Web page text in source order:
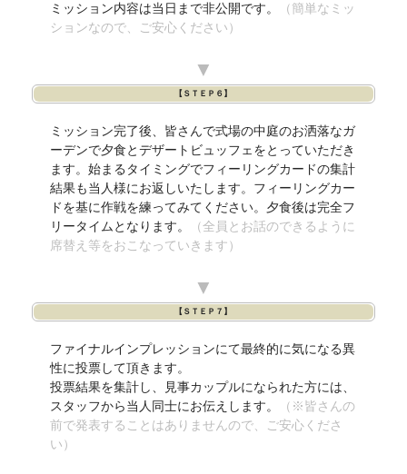
ミッション内容は当日まで非公開です。
（簡単なミッ
ションなので、ご安心ください）
▼
【ＳＴＥＰ６】
ミッション完了後、皆さんで式場の中庭のお洒落なガ
ーデンで夕食とデザートビュッフェをとっていただき
ます。始まるタイミングでフィーリングカードの集計
結果も当人様にお返しいたします。フィーリングカー
ドを基に作戦を練ってみてください。夕食後は完全フ
リータイムとなります。
（全員とお話のできるように
席替え等をおこなっていきます）
▼
【ＳＴＥＰ７】
ファイナルインプレッションにて最終的に気になる異
性に投票して頂きます。
投票結果を集計し、見事カップルになられた方には、
スタッフから当人同士にお伝えします。
（※皆さんの
前で発表することはありませんので、ご安心くださ
い）